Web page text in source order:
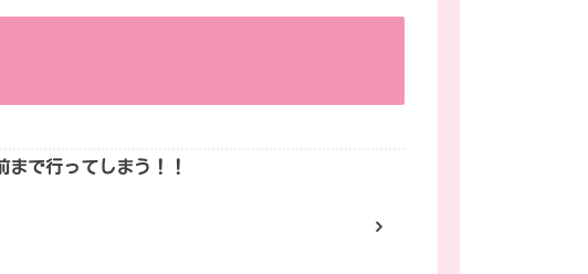
で行ってしまう！！